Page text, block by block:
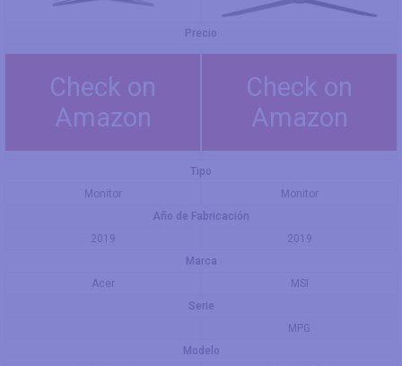
Precio
Check on
Amazon
Check on
Amazon
Tipo
Monitor
Monitor
Año de Fabricación
2019
2019
Marca
Acer
MSI
Serie
MPG
Modelo